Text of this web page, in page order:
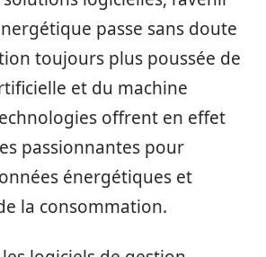
passe sans doute
toujours plus poussée de
et du machine
offrent en effet
passionnantes pour
énergétiques et
la consommation.